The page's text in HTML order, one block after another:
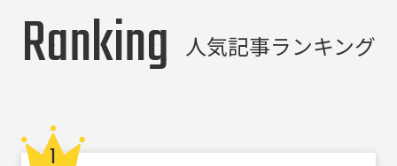
Ranking 人気記事ランキング